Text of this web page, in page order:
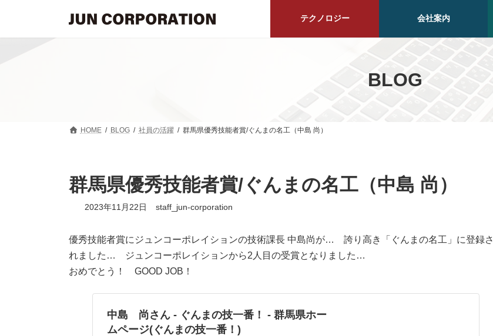
テクノロジー 会社案内
BLOG
HOME BLOG 社員の活躍 群馬県優秀技能者賞/ぐんまの名工（中島 尚）
群馬県優秀技能者賞/ぐんまの名工（中島 尚）
2023年11月22日 staff_jun-corporation
優秀技能者賞にジュンコーポレイションの技術課長 中島尚が… 誇り高き「ぐんまの名工」に登録さ
れました… ジュンコーポレイションから2人目の受賞となりました…
おめでとう！ GOOD JOB！
中島 尚さん - ぐんまの技一番！ - 群馬県ホー
ムページ(ぐんまの技一番！)